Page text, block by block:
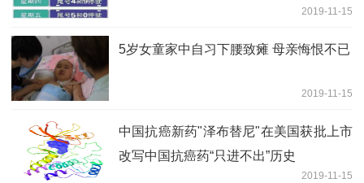
2019-11-15
5岁女童家中自习下腰致瘫 母亲悔恨不已
2019-11-15
中国抗癌新药"泽布替尼"在美国获批上市
改写中国抗癌药“只进不出”历史
2019-11-15